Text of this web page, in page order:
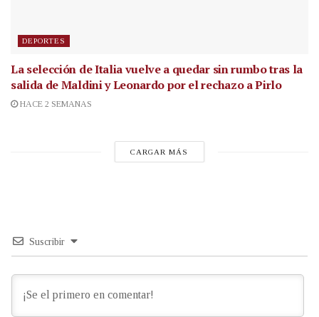
DEPORTES
La selección de Italia vuelve a quedar sin rumbo tras la
salida de Maldini y Leonardo por el rechazo a Pirlo
HACE 2 SEMANAS
CARGAR MÁS
Suscribir